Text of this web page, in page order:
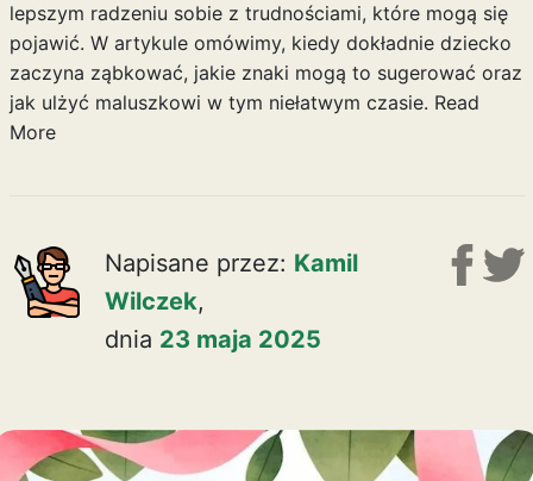
lepszym radzeniu sobie z trudnościami, które mogą się
pojawić. W artykule omówimy, kiedy dokładnie dziecko
zaczyna ząbkować, jakie znaki mogą to sugerować oraz
jak ulżyć maluszkowi w tym niełatwym czasie. Read
More
Napisane przez: Kamil
Wilczek,
dnia 23 maja 2025